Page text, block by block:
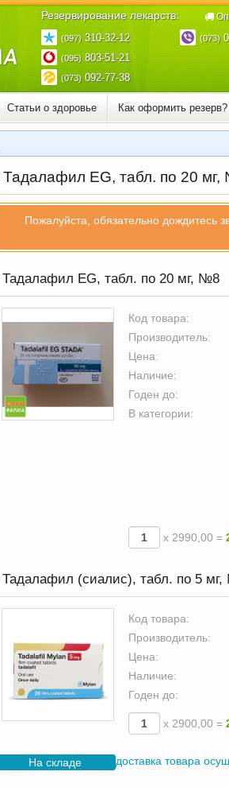
Резервирование лекарств:
(097)310-32-12
(095)803-51-21
(073)092-77-38
(073)
Статьи о здоровье Как оформить резерв?
Тадалафил EG, табл. по 20
Пожалуйста, обязательно дождитесь
Тадалафил EG, табл. по 20 мг, №8
Код товара:
Производитель:
Цена:
Наличие:
Годен до:
В категории:
х 2990,00 =
Тадалафил (сиалис), табл. по 5
Код товара:
Производитель:
Цена:
Наличие:
Годен до:
х 2900,00 =
На складе доставка товара